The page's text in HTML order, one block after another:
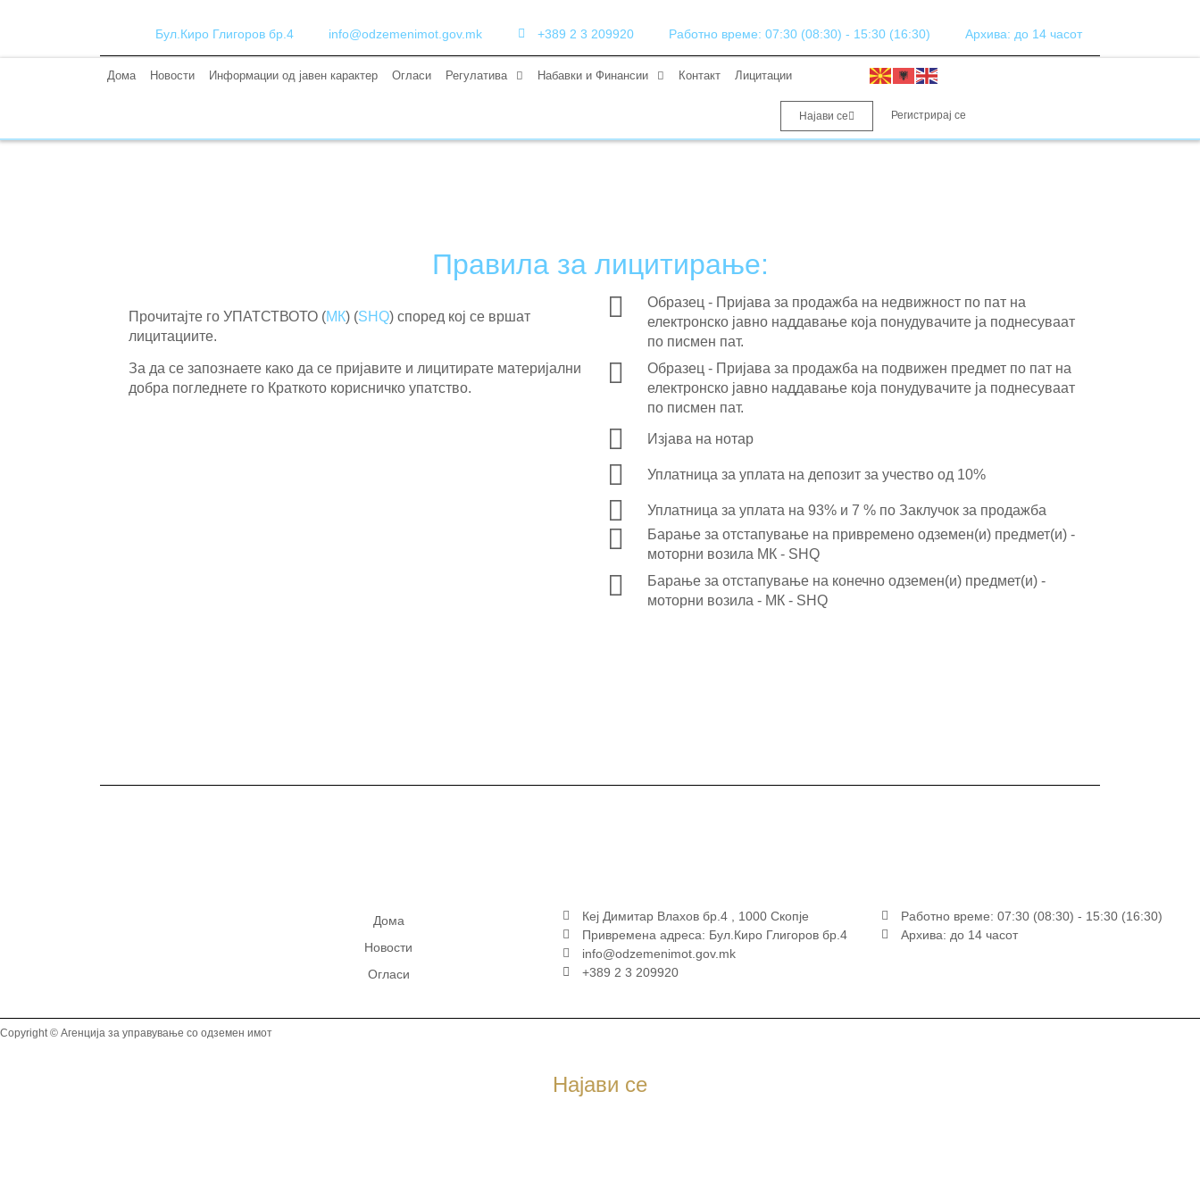
Бул.Киро Глигоров бр.4 info@odzemenimot.gov.mk +389 2 3 209920 Работно време: 07:30 (08:30) - 15:30 (16:30) Архива: до 14 часот
Дома Новости Информации од јавен карактер Огласи Регулатива Набавки и Финансии Контакт Лицитации
Најави се Регистрирај се
Правила за лицитирање:
Прочитајте го УПАТСТВОТО (МК) (SHQ) според кој се вршат
лицитациите.
За да се запознаете како да се пријавите и лицитирате материјални
добра погледнете го Краткото корисничко упатство.
Образец - Пријава за продажба на недвижност по пат на
електронско јавно наддавање која понудувачите ја поднесуваат
по писмен пат.
Образец - Пријава за продажба на подвижен предмет по пат на
електронско јавно наддавање која понудувачите ја поднесуваат
по писмен пат.
Изјава на нотар
Уплатница за уплата на депозит за учество од 10%
Уплатница за уплата на 93% и 7 % по Заклучок за продажба
Барање за отстапување на привремено одземен(и) предмет(и) -
моторни возила МК - SHQ
Барање за отстапување на конечно одземен(и) предмет(и) -
моторни возила - МК - SHQ
Дома
Новости
Огласи
Кеј Димитар Влахов бр.4 , 1000 Скопје
Привремена адреса: Бул.Киро Глигоров бр.4
info@odzemenimot.gov.mk
+389 2 3 209920
Работно време: 07:30 (08:30) - 15:30 (16:30)
Архива: до 14 часот
Copyright © Агенција за управување со одземен имот
Најави се